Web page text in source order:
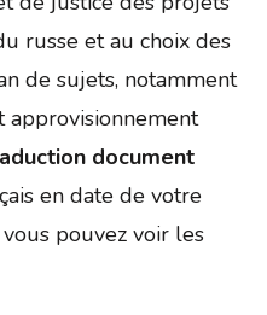
russe et au choix des
de sujets, notamment
approvisionnement
document
en date de votre
pouvez voir les